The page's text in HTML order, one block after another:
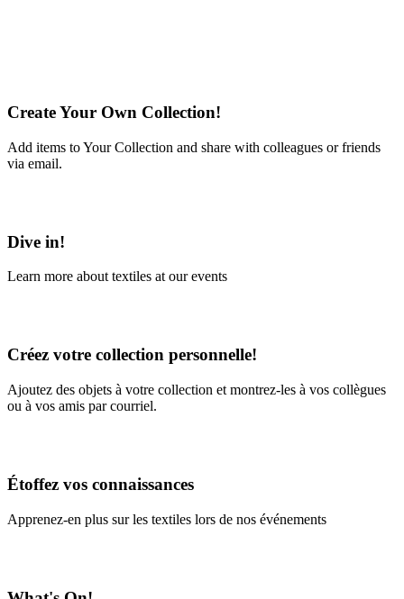
Create Your Own Collection!
Add items to Your Collection and share with colleagues or friends
via email.
Dive in!
Learn more about textiles at our events
Créez votre collection personnelle!
Ajoutez des objets à votre collection et montrez-les à vos collègues
ou à vos amis par courriel.
Étoffez vos connaissances
Apprenez-en plus sur les textiles lors de nos événements